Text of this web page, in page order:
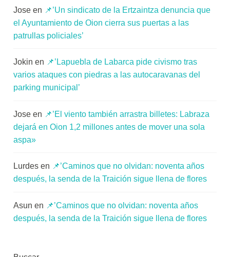
Jose en 📌’Un sindicato de la Ertzaintza denuncia que
el Ayuntamiento de Oion cierra sus puertas a las
patrullas policiales’
Jokin en 📌’Lapuebla de Labarca pide civismo tras
varios ataques con piedras a las autocaravanas del
parking municipal’
Jose en 📌’El viento también arrastra billetes: Labraza
dejará en Oion 1,2 millones antes de mover una sola
aspa»
Lurdes en 📌’Caminos que no olvidan: noventa años
después, la senda de la Traición sigue llena de flores
Asun en 📌’Caminos que no olvidan: noventa años
después, la senda de la Traición sigue llena de flores